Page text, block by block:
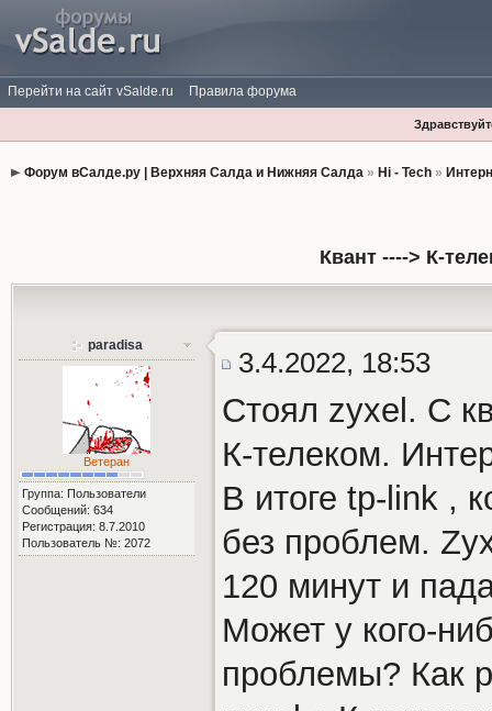
Перейти на сайт vSalde.ru Правила форума
Форум вСалде.ру | Верхняя Салда и Нижняя Салда» Hi - Tech»
Квант ----> К-
paradisa
Ветеран
Группа: Пользователи
Сообщений: 634
Регистрация: 8.7.2010
Пользователь №: 2072
3.4.2022, 18:53
Стоял zyxel. С
К-телеком.
В итоге tp-link ,
без проблем.
120 минут и
Может у кого-
проблемы? Как